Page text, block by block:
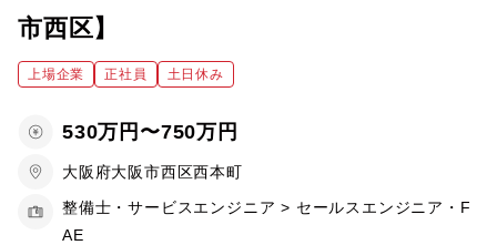
市西区】
上場企業 正社員 土日休み
530万円〜750万円
大阪府大阪市西区西本町
整備士・サービスエンジニア > セールスエンジニア・F
AE